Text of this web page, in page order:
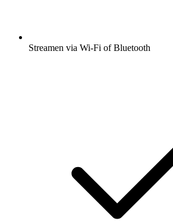
Streamen via Wi-Fi of Bluetooth